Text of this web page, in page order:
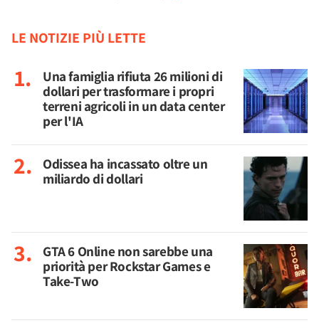
LE NOTIZIE PIÙ LETTE
Una famiglia rifiuta 26 milioni di
dollari per trasformare i propri
terreni agricoli in un data center
per l'IA
Odissea ha incassato oltre un
miliardo di dollari
GTA 6 Online non sarebbe una
priorità per Rockstar Games e
Take-Two